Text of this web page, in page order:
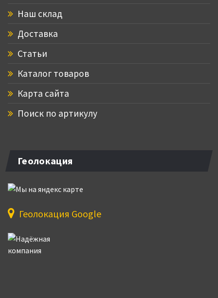
Наш склад
Доставка
Статьи
Каталог товаров
Карта сайта
Поиск по артикулу
Геолокация
Геолокация Google